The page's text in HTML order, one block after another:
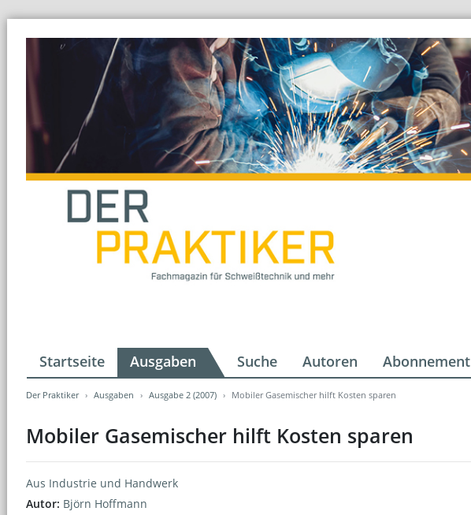
Startseite Ausgaben Suche Autoren Abonnement
Der Praktiker Ausgaben Ausgabe 2 (2007) Mobiler Gasemischer hilft Kosten sparen
Mobiler Gasemischer hilft Kosten sparen
Aus Industrie und Handwerk
Autor: Björn Hoffmann